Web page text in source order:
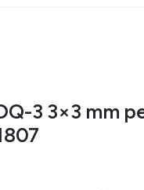
3 3×3 mm